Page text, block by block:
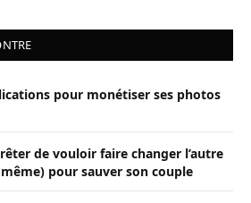
pour monétiser ses photos
de vouloir faire changer l’autre
pour sauver son couple